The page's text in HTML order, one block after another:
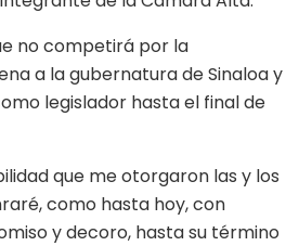
no competirá por la
a la gubernatura de Sinaloa y
legislador hasta el final de
que me otorgaron las y los
como hasta hoy, con
y decoro, hasta su término